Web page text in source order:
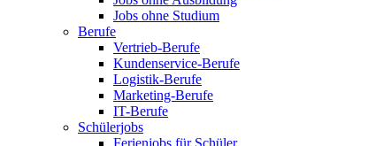
Jobs ohne Studium
Berufe
Vertrieb-Berufe
Kundenservice-Berufe
Logistik-Berufe
Marketing-Berufe
IT-Berufe
Schülerjobs
Ferienjobs für Schüler